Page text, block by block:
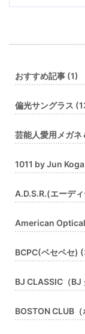
おすすめ記事 (1)
偏光サングラス
芸能人愛用メガ
1011 by Jun
A.D.S.R.(エーデ
American Optical
BCPC(ベセペセ)
BJ CLASSIC（BJ
BOSTON CLUB